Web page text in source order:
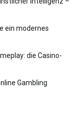
ein modernes
die Casino-
Gambling